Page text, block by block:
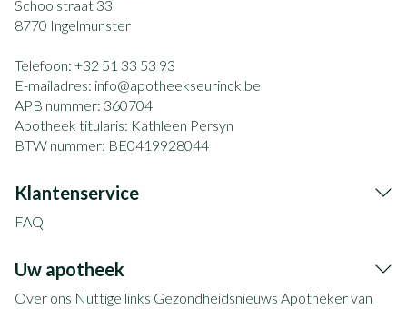
Schoolstraat 33
8770 Ingelmunster
Telefoon: +32 51 33 53 93
E-mailadres: info@apotheekseurinck.be
APB nummer: 360704
Apotheek titularis: Kathleen Persyn
BTW nummer: BE0419928044
Klantenservice
FAQ
Uw apotheek
Over ons Nuttige links Gezondheidsnieuws Apotheker van